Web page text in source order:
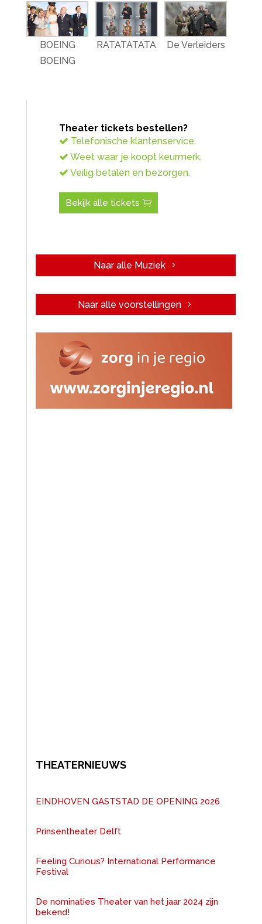
BOEING
BOEING
RATATATATA De Verleiders
Theater tickets bestellen?
Telefonische klantenservice.
Weet waar je koopt keurmerk.
Veilig betalen en bezorgen.
Bekijk alle tickets
Naar alle Muziek
Naar alle voorstellingen
THEATERNIEUWS
EINDHOVEN GASTSTAD DE OPENING 2026
Prinsentheater Delft
Feeling Curious? International Performance
Festival
De nominaties Theater van het jaar 2024 zijn
bekend!